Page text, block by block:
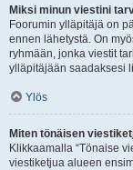
Miksi minun viestini
Foorumin ylläpitäjä on
ennen lähetystä. On
ryhmään, jonka viestit
ylläpitäjään saadaksesi
Ylös
Miten tönäisen
Klikkaamalla “Tönaise
viestiketjua alueen